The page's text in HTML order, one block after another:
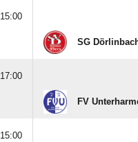
15:00
SG
17:00
FV
15:00